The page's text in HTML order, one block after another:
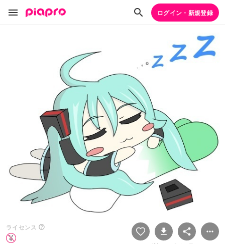
ログイン・新規登録
ライセンス